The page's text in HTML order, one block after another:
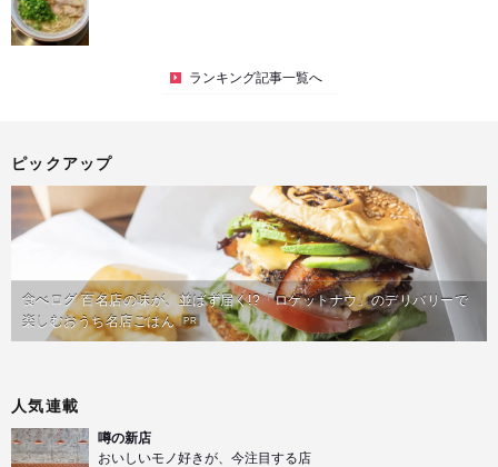
ランキング記事一覧へ
ピックアップ
食べログ 百名店の味が、並ばず届く!?「ロケットナウ」のデリバリーで
楽しむおうち名店ごはん PR
人気連載
噂の新店
おいしいモノ好きが、今注目する店